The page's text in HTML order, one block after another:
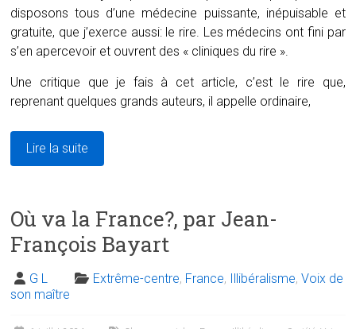
disposons tous d’une médecine puissante, inépuisable et
gratuite, que j’exerce aussi: le rire. Les médecins ont fini par
s’en apercevoir et ouvrent des « cliniques du rire ».
Une critique que je fais à cet article, c’est le rire que,
reprenant quelques grands auteurs, il appelle ordinaire,
Lire la suite
Où va la France?, par Jean-
François Bayart
G L Extrême-centre, France, Illibéralisme,Voix de
son maître